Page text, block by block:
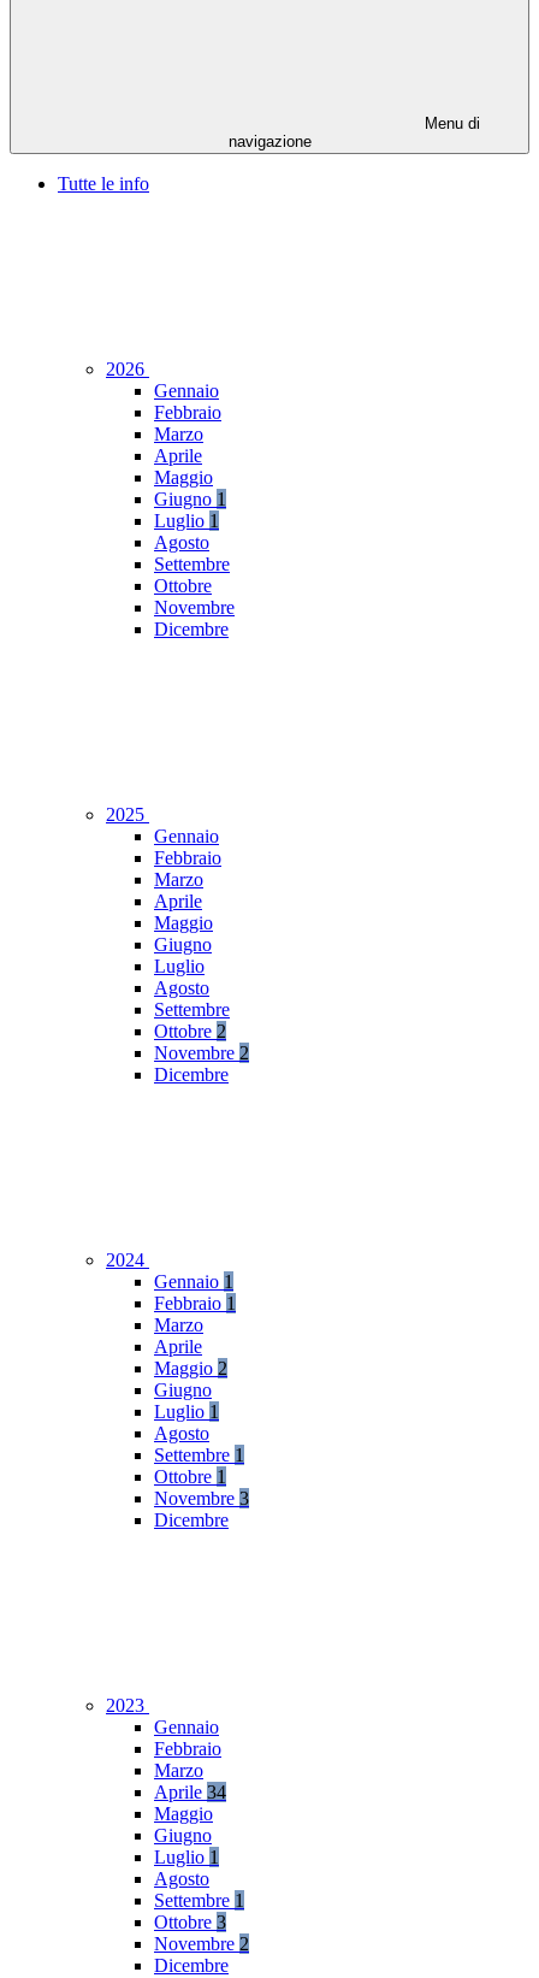
Menu di
navigazione
Tutte le info
2026
Gennaio
Febbraio
Marzo
Aprile
Maggio
Giugno 1
Luglio 1
Agosto
Settembre
Ottobre
Novembre
Dicembre
2025
Gennaio
Febbraio
Marzo
Aprile
Maggio
Giugno
Luglio
Agosto
Settembre
Ottobre 2
Novembre 2
Dicembre
2024
Gennaio 1
Febbraio 1
Marzo
Aprile
Maggio 2
Giugno
Luglio 1
Agosto
Settembre 1
Ottobre 1
Novembre 3
Dicembre
2023
Gennaio
Febbraio
Marzo
Aprile 34
Maggio
Giugno
Luglio 1
Agosto
Settembre 1
Ottobre 3
Novembre 2
Dicembre